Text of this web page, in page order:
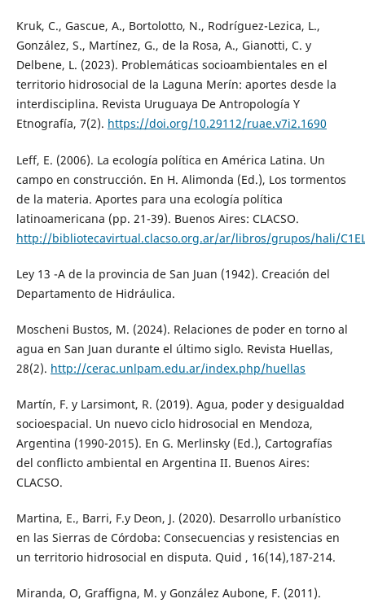
Kruk, C., Gascue, A., Bortolotto, N., Rodríguez-Lezica, L.,
González, S., Martínez, G., de la Rosa, A., Gianotti, C. y
Delbene, L. (2023). Problemáticas socioambientales en el
territorio hidrosocial de la Laguna Merín: aportes desde la
interdisciplina. Revista Uruguaya De Antropología Y
Etnografía, 7(2). https://doi.org/10.29112/ruae.v7i2.1690
Leff, E. (2006). La ecología política en América Latina. Un
campo en construcción. En H. Alimonda (Ed.), Los tormentos
de la materia. Aportes para una ecología política
latinoamericana (pp. 21-39). Buenos Aires: CLACSO.
http://bibliotecavirtual.clacso.org.ar/ar/libros/grupos/hali/
Ley 13 -A de la provincia de San Juan (1942). Creación del
Departamento de Hidráulica.
Moscheni Bustos, M. (2024). Relaciones de poder en torno al
agua en San Juan durante el último siglo. Revista Huellas,
28(2). http://cerac.unlpam.edu.ar/index.php/huellas
Martín, F. y Larsimont, R. (2019). Agua, poder y desigualdad
socioespacial. Un nuevo ciclo hidrosocial en Mendoza,
Argentina (1990-2015). En G. Merlinsky (Ed.), Cartografías
del conflicto ambiental en Argentina II. Buenos Aires:
CLACSO.
Martina, E., Barri, F.y Deon, J. (2020). Desarrollo urbanístico
en las Sierras de Córdoba: Consecuencias y resistencias en
un territorio hidrosocial en disputa. Quid , 16(14),187-214.
Miranda, O, Graffigna, M. y González Aubone, F. (2011).